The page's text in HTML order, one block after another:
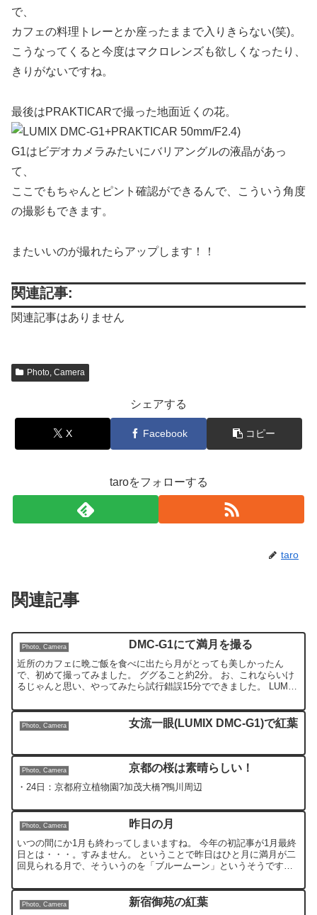
で、
カフェの料理トレーとか座ったままで入りきらない(笑)。
こうなってくると今度はマクロレンズも欲しくなったり、
きりがないですね。
最後はPRAKTICARで撮った地面近くの花。
G1はビデオカメラみたいにバリアングルの液晶があっ
て、
ここでもちゃんとピント確認ができるんで、こういう角度
の撮影もできます。
またいいのが撮れたらアップします！！
関連記事:
関連記事はありません
Photo, Camera
シェアする
X Facebook コピー
taroをフォローする
taro
関連記事
Photo, Camera DMC-G1にて満月を撮る
近所のカフェに晩ご飯を食べに出たら月がとっても美しかったん
で、初めて撮ってみました。 ググること約2分。 お、これならいけ
るじゃんと思い、やってみたら試行錯誤15分でできました。 LUMIX
Photo, Camera 女流一眼(LUMIX DMC-G1)で紅葉
Photo, Camera 京都の桜は素晴らしい！
・24日：京都府立植物園?加茂大橋?鴨川周辺
Photo, Camera 昨日の月
いつの間にか1月も終わってしまいますね。 今年の初記事が1月最終
日とは・・・。すみません。 ということで昨日はひと月に満月が二
回見られる月で、そういうのを「ブルームーン」というそうです。
Photo, Camera 新宿御苑の紅葉